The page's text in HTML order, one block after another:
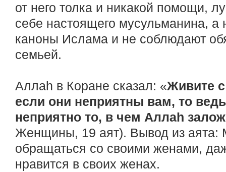
от него толка и никакой помощи,
себе настоящего мусульманина, а
каноны Ислама и не соблюдают
семьей.
Аллаh в Коране сказал: «Живите
если они неприятны вам, то
неприятно то, в чем Аллаh
Женщины, 19 аят). Вывод из
обращаться со своими женами,
нравится в своих женах.